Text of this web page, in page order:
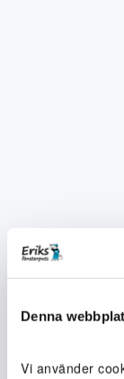
Denna
Vi använder